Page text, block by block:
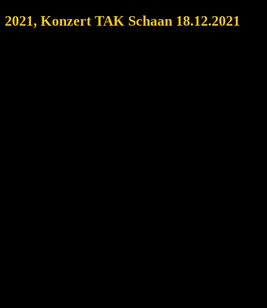
2021, Konzert TAK Schaan 18.12.2021